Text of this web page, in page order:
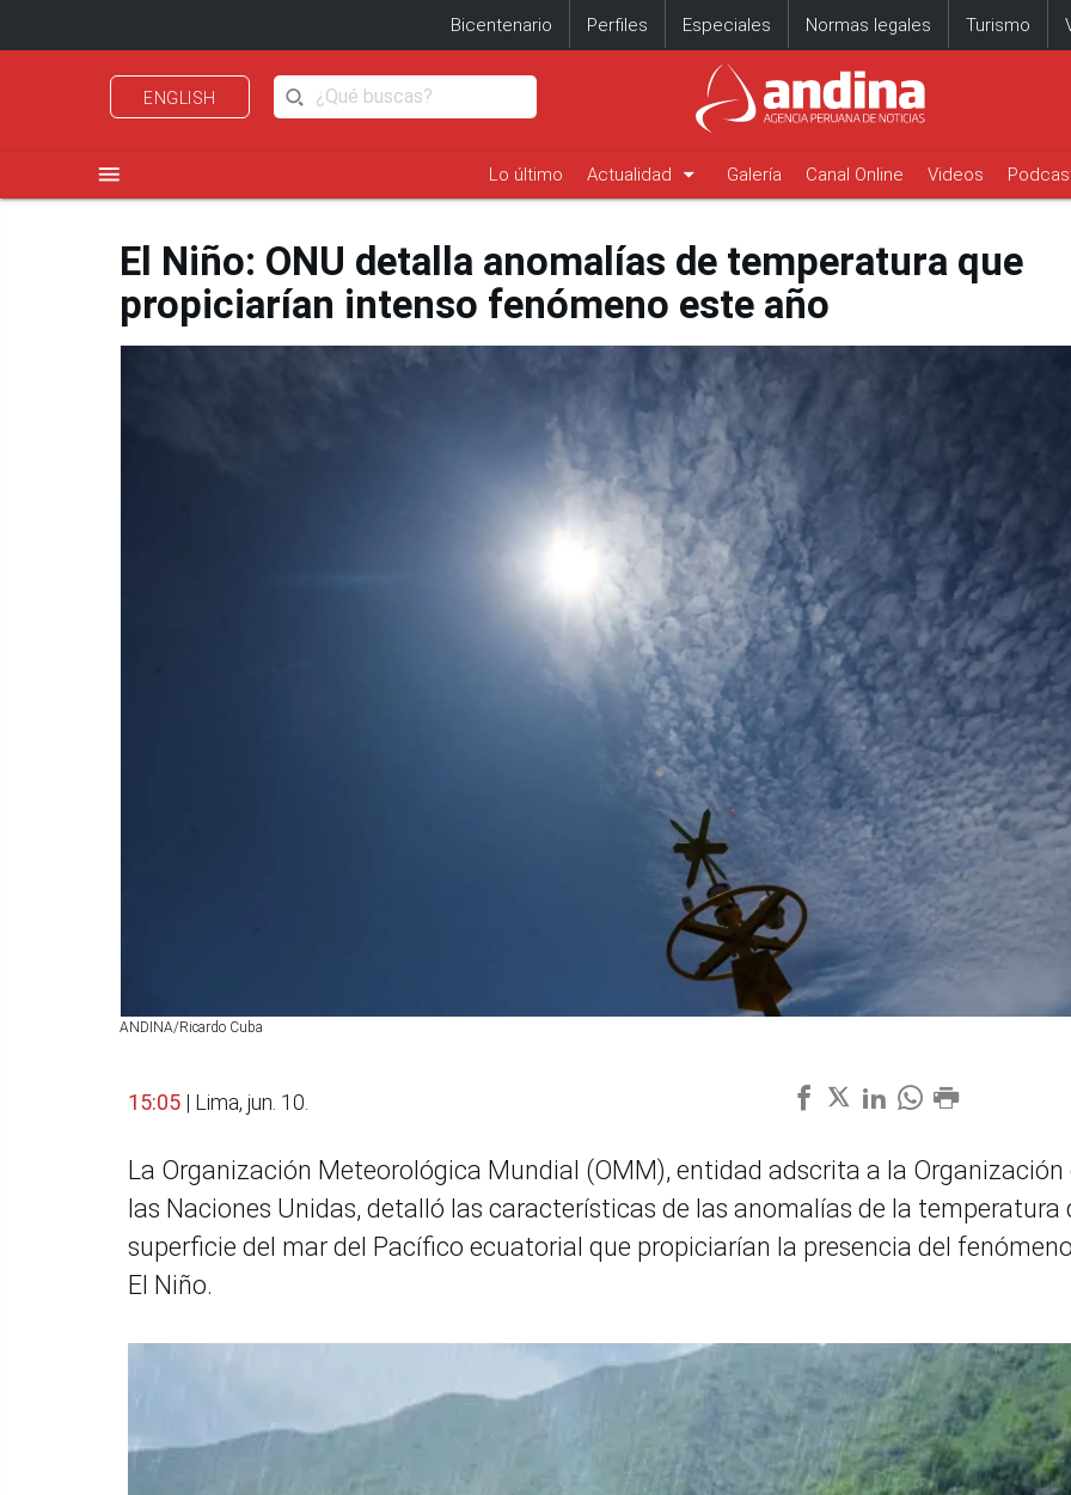
Bicentenario Perfiles Especiales Normas legales Turismo
ENGLISH
menu Lo último Actualidad arrow_drop_down Galería Canal Online Videos
El Niño: ONU detalla anomalías de temperatura que
propiciarían intenso fenómeno este año
ANDINA/Ricardo Cuba
15:05 | Lima, jun. 10.
La Organización Meteorológica Mundial (OMM), entidad adscrita a la Organización
las Naciones Unidas, detalló las características de las anomalías de la temperatura
superficie del mar del Pacífico ecuatorial que propiciarían la presencia del
El Niño.